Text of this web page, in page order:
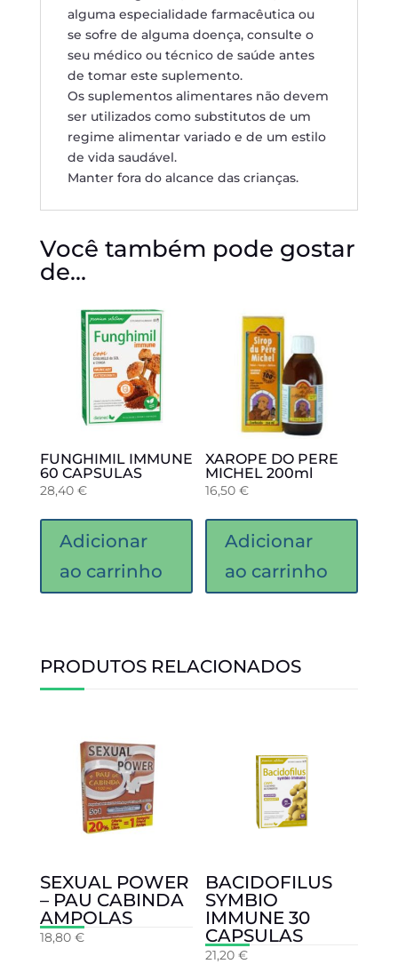
alguma especialidade farmacêutica ou
se sofre de alguma doença, consulte o
seu médico ou técnico de saúde antes
de tomar este suplemento.
Os suplementos alimentares não devem
ser utilizados como substitutos de um
regime alimentar variado e de um estilo
de vida saudável.
Manter fora do alcance das crianças.
Você também pode gostar
de…
FUNGHIMIL IMMUNE
60 CAPSULAS
28,40 €
Adicionar
ao carrinho
XAROPE DO PERE
MICHEL 200ml
16,50€
Adicionar
ao carrinho
PRODUTOS RELACIONADOS
SEXUAL POWER
– PAU CABINDA
AMPOLAS
18,80 €
BACIDOFILUS
SYMBIO
IMMUNE 30
CAPSULAS
21,20€